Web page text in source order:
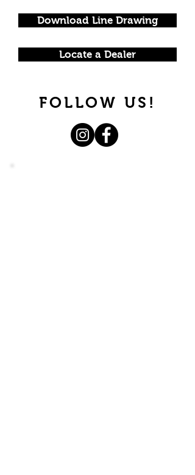
Download Line Drawing
Locate a Dealer
FOLLOW US!